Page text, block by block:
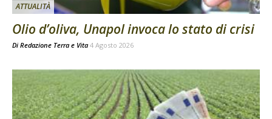
ATTUALITÀ
Olio d’oliva, Unapol invoca lo stato di crisi
Di Redazione Terra e Vita 4 Agosto 2026